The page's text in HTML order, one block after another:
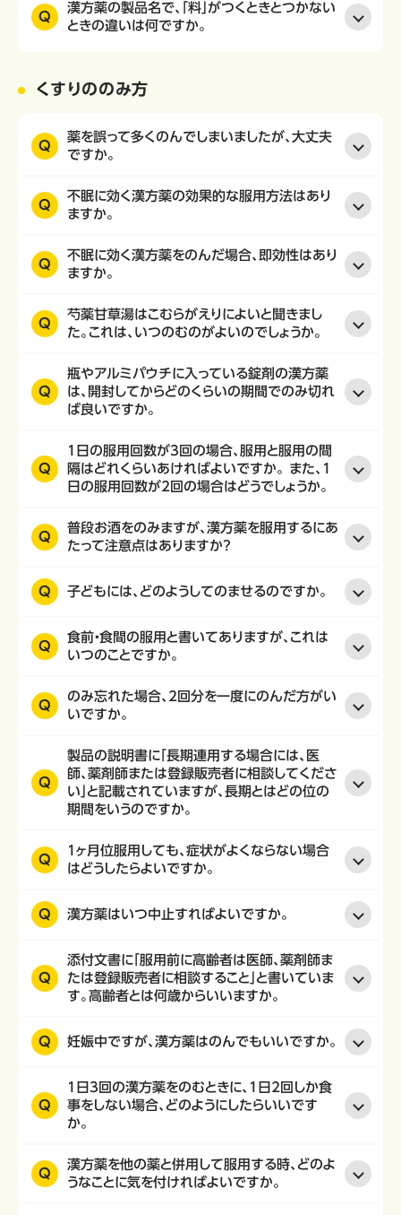
Q
漢方薬の製品名で、「料」がつくときとつかない
ときの違いは何ですか。
くすりののみ方
Q
薬を誤って多くのんでしまいましたが、大丈夫
ですか。
Q
不眠に効く漢方薬の効果的な服用方法はあり
ますか。
Q
不眠に効く漢方薬をのんだ場合、即効性はあり
ますか。
Q
芍薬甘草湯はこむらがえりによいと聞きまし
た。これは、いつのむのがよいのでしょうか。
Q
瓶やアルミパウチに入っている錠剤の漢方薬
は、開封してからどのくらいの期間でのみ切れ
ば良いですか。
Q
1日の服用回数が3回の場合、服用と服用の間
隔はどれくらいあければよいですか。 また、1
日の服用回数が2回の場合はどうでしょうか。
Q
普段お酒をのみますが、漢方薬を服用するにあ
たって注意点はありますか？
Q 子どもには、どのようしてのませるのですか。
Q
食前・食間の服用と書いてありますが、これは
いつのことですか。
Q
のみ忘れた場合、2回分を一度にのんだ方がい
いですか。
Q
製品の説明書に「長期連用する場合には、医
師、薬剤師または登録販売者に相談してくださ
い」と記載されていますが、長期とはどの位の
期間をいうのですか。
Q
1ヶ月位服用しても、症状がよくならない場合
はどうしたらよいですか。
Q 漢方薬はいつ中止すればよいですか。
Q
添付文書に「服用前に高齢者は医師、薬剤師ま
たは登録販売者に相談すること」と書いていま
す。高齢者とは何歳からいいますか。
Q 妊娠中ですが、漢方薬はのんでもいいですか。
Q
1日3回の漢方薬をのむときに、1日2回しか食
事をしない場合、どのようにしたらいいです
か。
Q
漢方薬を他の薬と併用して服用する時、どのよ
うなことに気を付ければよいですか。